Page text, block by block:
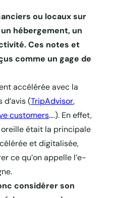
ou locaux sur
hébergement, un
Ces notes et
comme un gage de
accélérée avec la
(TripAdvisor,
customers….). En effet,
oreille était la principale
et digitalisée,
ce qu’on appelle l’e-
considérer son